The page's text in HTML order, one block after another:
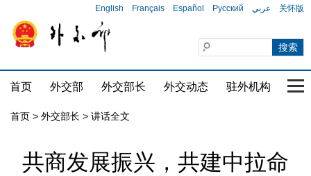
English Français Español Русский عربي 关怀版
首页 外交部 外交部长 外交动态 驻外机构 国
首页 > 外交部长 > 讲话全文
共商发展振兴，共建中拉命